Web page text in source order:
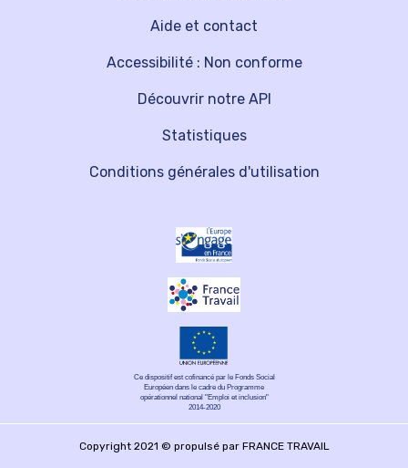
Découvrir notre API
Aide et contact
Statistiques
Accessibilité : Non conforme
Conditions générales d'utilisation
Ce dispositif est cofinancé par le Fonds Social
Européen dans le cadre du Programme
opérationnel national "Emploi et inclusion"
2014-2020
Copyright 2021 © propulsé par FRANCE TRAVAIL